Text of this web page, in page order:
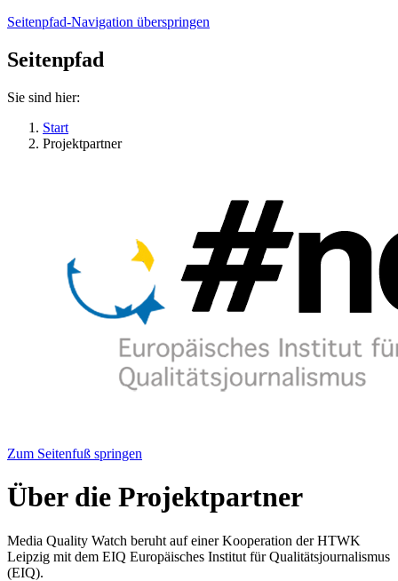
Seitenpfad-Navigation überspringen
Seitenpfad
Sie sind hier:
Start
Projektpartner
Zum Seitenfuß springen
Über die Projektpartner
Media Quality Watch beruht auf einer Kooperation der HTWK
Leipzig mit dem EIQ Europäisches Institut für Qualitätsjournalismus
(EIQ).